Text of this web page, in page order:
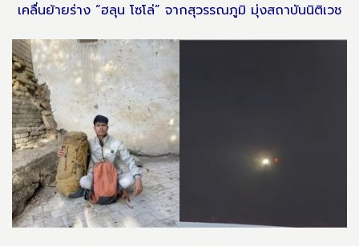
เคลื่นย้ายร่าง “ฮลุน โซโล่” จากสุวรรณภูมิ มุ่งสถาบันนิติเวช